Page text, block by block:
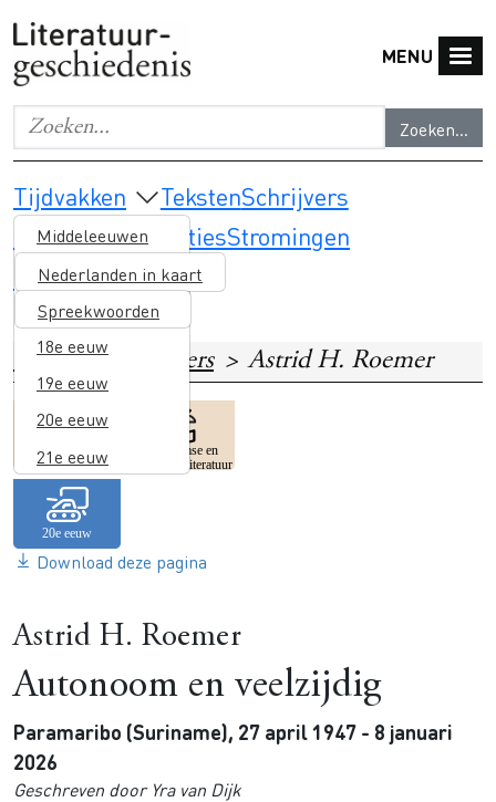
MENU
Zoeken...
Geef de woorden op waar je naar wilt zoeken.
Main navigation
Tijdvakken
Middeleeuwen
Nederlanden in kaart
16e eeuw
Spreekwoorden
17e eeuw
18e eeuw
19e eeuw
20e eeuw
21e eeuw
TekstenSchrijvers
Thema's & selectiesStromingen
Lesmateriaal
Home Schrijvers Astrid H. Roemer
Image
Kolonialisme
Image
Surinaamse en
Caribische literatuur
Download deze pagina
Astrid H. Roemer
Autonoom en veelzijdig
Paramaribo (Suriname), 27 april 1947 - 8 januari
2026
Geschreven door Yra van Dijk